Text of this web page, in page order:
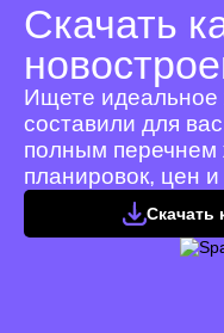
Скачать
Ищете идеальное
составили для
полным перечнем
планировок, цен и
Скачать